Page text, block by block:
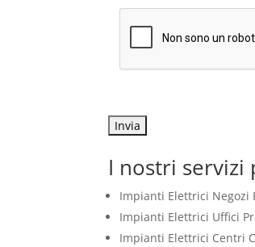
I nostri servizi
Impianti Elettrici Negozi
Impianti Elettrici Uffici
Impianti Elettrici Centri